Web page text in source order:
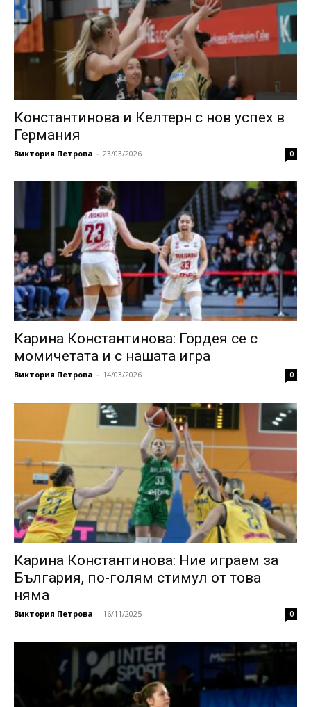
Константинова и Келтерн с нов успех в
Германия
Виктория Петрова - 23/03/2026 0
Карина Константинова: Гордея се с
момичетата и с нашата игра
Виктория Петрова - 14/03/2026 0
Карина Константинова: Ние играем за
България, по-голям стимул от това
няма
Виктория Петрова - 16/11/2025 0